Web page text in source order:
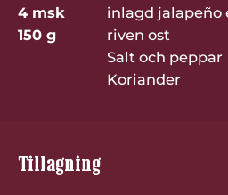
4 msk
inlagd jalapeño
150 g
riven ost
Salt och peppar
Koriander
Tillagning